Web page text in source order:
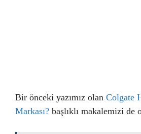
Bir önceki yazımız olan Colgate
Markası? başlıklı makalemizi de